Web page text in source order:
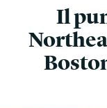
Il